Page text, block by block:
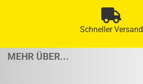
Schneller Versand
MEHR ÜBER...